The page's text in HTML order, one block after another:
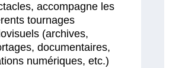
accompagne les
tournages
(archives,
documentaires,
numériques, etc.)